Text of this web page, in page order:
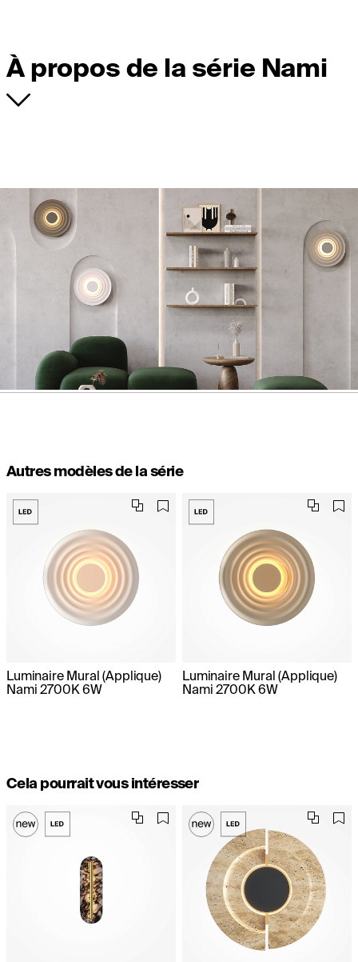
À propos de la série Nami
Autres modèles de la série
Luminaire Mural (Applique)
Nami 2700K 6W
Luminaire Mural (Applique)
Nami 2700K 6W
Cela pourrait vous intéresser